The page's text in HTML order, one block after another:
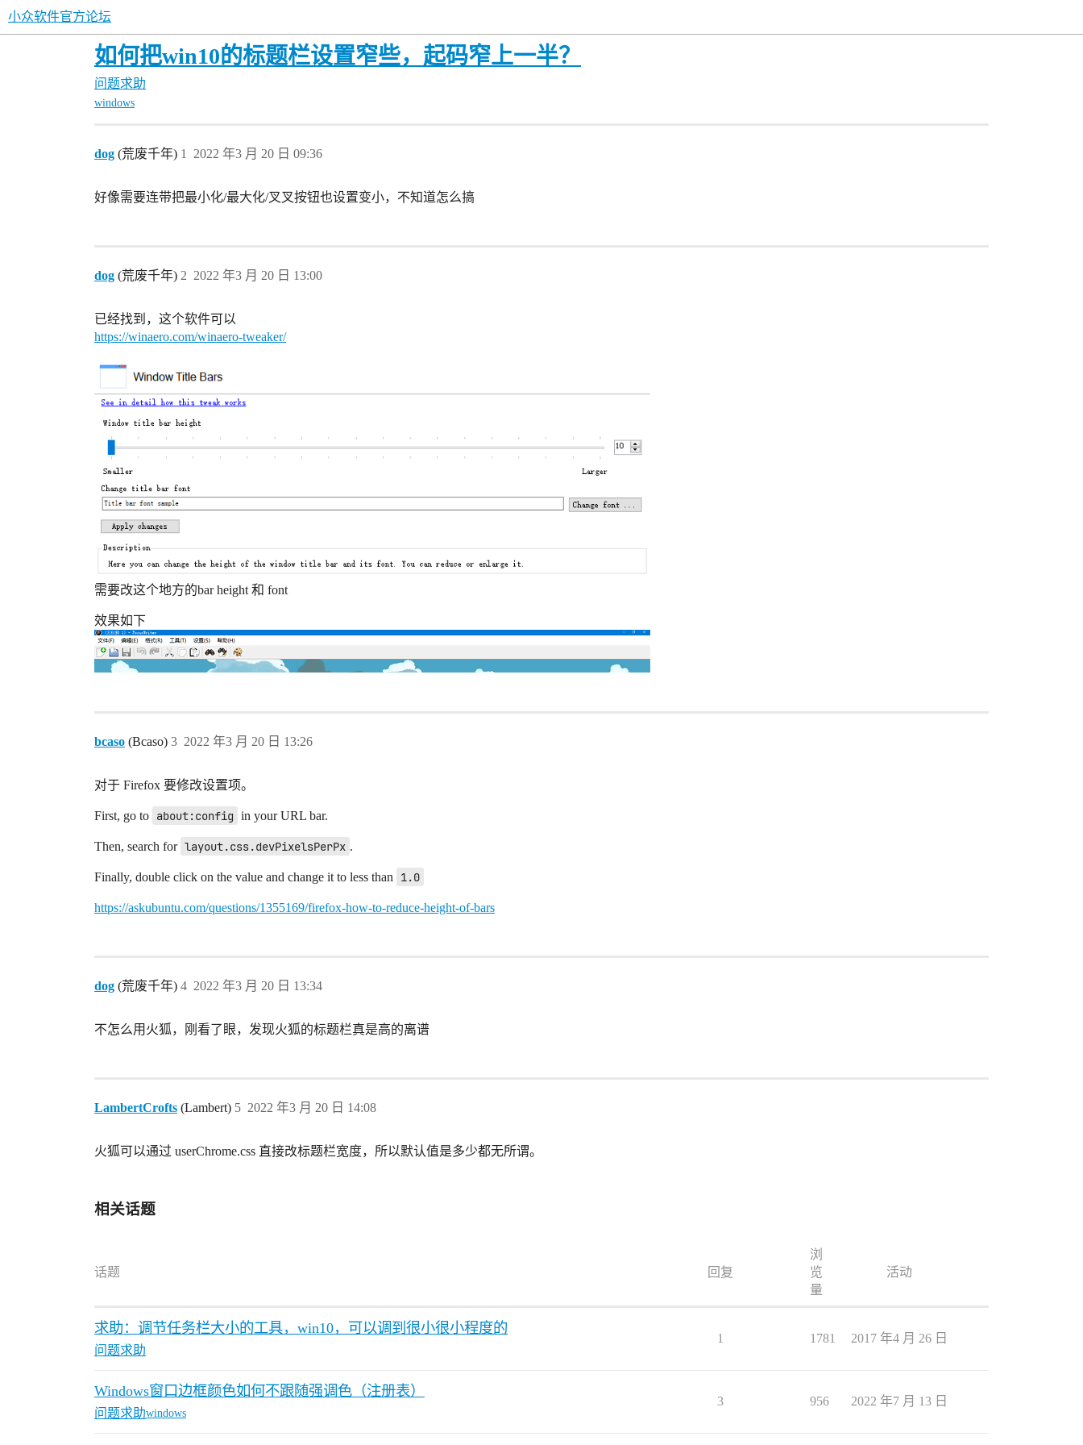
小众软件官方论坛
如何把win10的标题栏设置窄些，起码窄上一半？
问题求助
windows
dog (荒废千年) 2022 年3 月 20 日 09:36
1
好像需要连带把最小化/最大化/叉叉按钮也设置变小，不知道怎么搞
dog (荒废千年) 2022 年3 月 20 日 13:00
2
已经找到，这个软件可以
https://winaero.com/winaero-tweaker/
需要改这个地方的bar height 和 font
效果如下
bcaso (Bcaso) 2022 年3 月 20 日 13:26
3
对于 Firefox 要修改设置项。
First, go to about:config in your URL bar.
Then, search for layout.css.devPixelsPerPx .
Finally, double click on the value and change it to less than 1.0
https://askubuntu.com/questions/1355169/firefox-how-to-reduce-height-of-bars
dog (荒废千年) 2022 年3 月 20 日 13:34
4
不怎么用火狐，刚看了眼，发现火狐的标题栏真是高的离谱
LambertCrofts (Lambert) 2022 年3 月 20 日 14:08
5
火狐可以通过 userChrome.css 直接改标题栏宽度，所以默认值是多少都无所谓。
相关话题
话题 回复
浏
览
量
活动
求助：调节任务栏大小的工具，win10，可以调到很小很小程度的
问题求助
1 1781 2017 年4 月 26 日
Windows窗口边框颜色如何不跟随强调色（注册表）
问题求助windows
3 956 2022 年7 月 13 日